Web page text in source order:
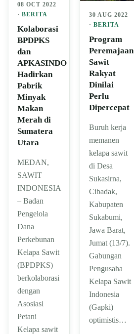
08 OCT 2022
· BERITA
Kolaborasi
BPDPKS
dan
APKASINDO
Hadirkan
Pabrik
Minyak
Makan
Merah di
Sumatera
Utara
MEDAN,
SAWIT
INDONESIA
– Badan
Pengelola
Dana
Perkebunan
Kelapa Sawit
(BPDPKS)
berkolaborasi
dengan
Asosiasi
Petani
Kelapa sawit
30 AUG 2022
·BERITA
Program
Peremajaan
Sawit
Rakyat
Dinilai
Perlu
Dipercepat
Buruh kerja
memanen
kelapa sawit
di Desa
Sukasirna,
Cibadak,
Kabupaten
Sukabumi,
Jawa Barat,
Jumat (13/7).
Gabungan
Pengusaha
Kelapa Sawit
Indonesia
(Gapki)
optimistis…